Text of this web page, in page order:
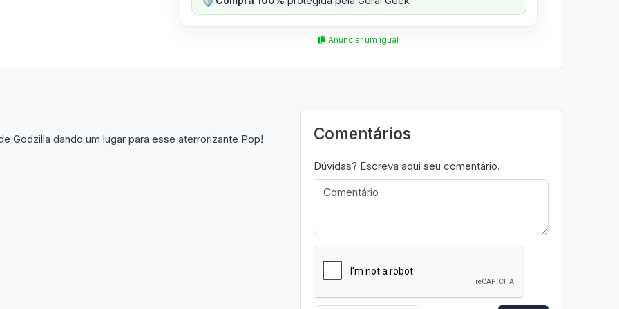
Anunciar um igual
Godzilla dando um lugar para esse aterrorizante Pop! Comentários
Dúvidas? Escreva aqui seu comentário.